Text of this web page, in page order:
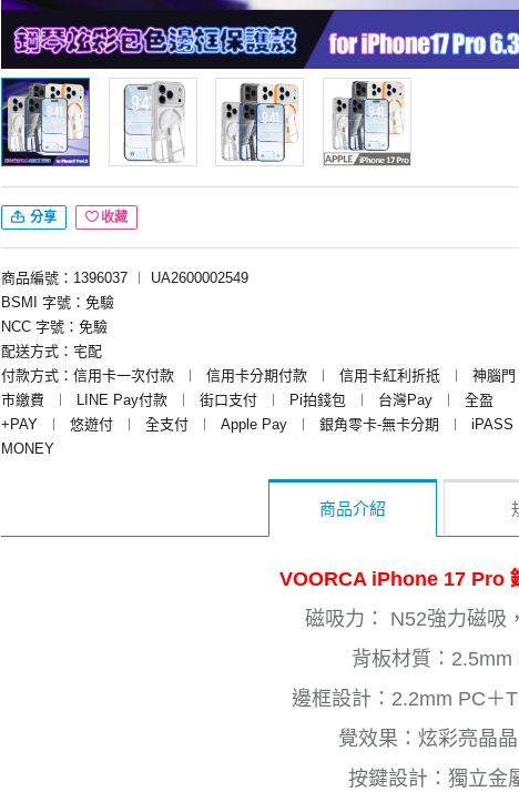
分享 收藏
商品編號：1396037 ︱
UA2600002549
BSMI 字號：免驗
NCC 字號：免驗
配送方式：宅配
付款方式：信用卡一次付款
︱ 信用卡分期付款 ︱ 信用卡紅利折抵 ︱
神腦門
市繳費
︱ LINE Pay付款 ︱ 街口支付 ︱ Pi拍錢包 ︱ 台灣Pay ︱
全盈
+PAY
︱ 悠遊付 ︱ 全支付 ︱ Apple Pay ︱ 銀角零卡-無卡分期 ︱
iPASS
MONEY
商品介紹
VOORCA iPhone 17 Pro
磁吸力： N52強力磁吸
背板材質：
邊框設計：2.2mm PC＋
覺效果：炫彩亮晶
按鍵設計：獨立金